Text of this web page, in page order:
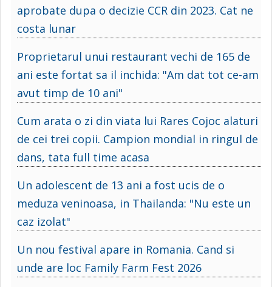
aprobate dupa o decizie CCR din 2023. Cat ne
costa lunar
Proprietarul unui restaurant vechi de 165 de
ani este fortat sa il inchida: "Am dat tot ce-am
avut timp de 10 ani"
Cum arata o zi din viata lui Rares Cojoc alaturi
de cei trei copii. Campion mondial in ringul de
dans, tata full time acasa
Un adolescent de 13 ani a fost ucis de o
meduza veninoasa, in Thailanda: "Nu este un
caz izolat"
Un nou festival apare in Romania. Cand si
unde are loc Family Farm Fest 2026